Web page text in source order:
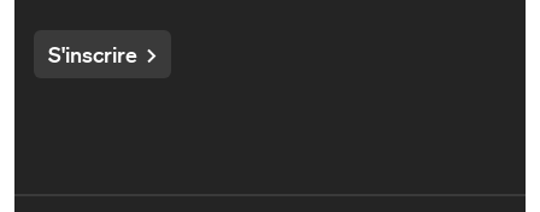
S'inscrire